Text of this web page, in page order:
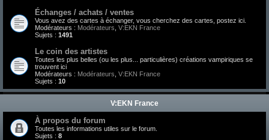
Échanges / achats / ventes
Vous avez des cartes à échanger, vous cherchez des cartes, postez ici.
Modérateurs : Modérateurs V:EKN France
Sujets : 1491
Le coin des artistes
Toutes les plus belles (ou les plus... particulières) créations vampiriques se
trouvent ici
Modérateurs : Modérateurs V:EKN France
Sujets : 10
V:EKN France
À propos du forum
Toutes les informations utiles sur le forum.
Sujets : 8